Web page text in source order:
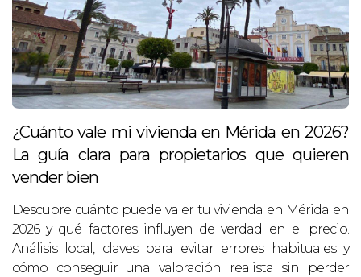
¿Cuánto vale mi vivienda en Mérida en 2026?
La guía clara para propietarios que quieren
vender bien
Descubre cuánto puede valer tu vivienda en Mérida en
2026 y qué factores influyen de verdad en el precio.
Análisis local, claves para evitar errores habituales y
cómo conseguir una valoración realista sin perder